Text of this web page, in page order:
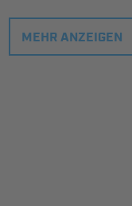
MEHR ANZEIGEN